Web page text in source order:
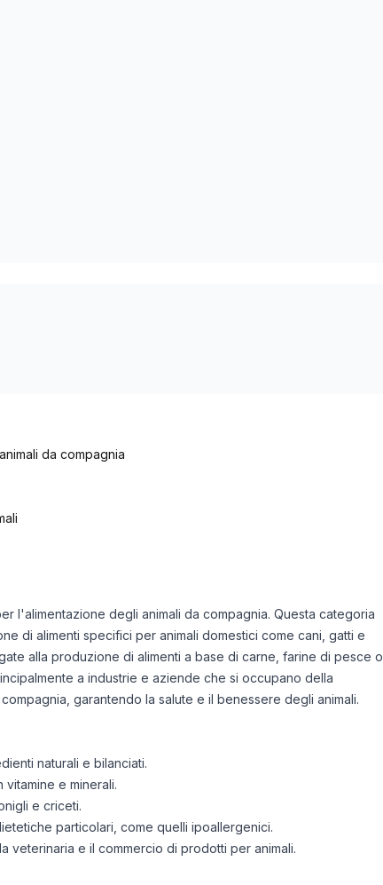
da compagnia
l'alimentazione degli animali da compagnia. Questa categoria
di alimenti specifici per animali domestici come cani, gatti e
alla produzione di alimenti a base di carne, farine di pesce o
a industrie e aziende che si occupano della
garantendo la salute e il benessere degli animali.
naturali e bilanciati.
e minerali.
e criceti.
particolari, come quelli ipoallergenici.
veterinaria e il commercio di prodotti per animali.